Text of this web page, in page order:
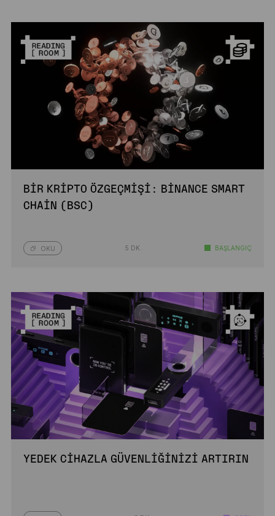
BIR KRIPTO ÖZGEÇMIŞI: BINANCE SMART
CHAIN (BSC)
OKU 5 DK. BAŞLANGIÇ
YEDEK CIHAZLA GÜVENLIĞINIZI ARTIRIN